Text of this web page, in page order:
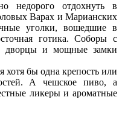
недорого отдохнуть в
Варах и Марианских
уголки, вошедшие в
готика. Соборы с
дворцы и мощные замки
хотя бы одна крепость или
А чешское пиво, а
ликеры и ароматные